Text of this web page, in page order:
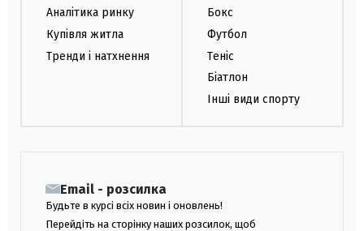
Аналітика ринку
Купівля житла
Тренди і натхнення
Бокс
Футбол
Теніс
Біатлон
Інші види спорту
Email - розсилка
Будьте в курсі всіх новин і оновлень!
Перейдіть на сторінку наших розсилок, щоб